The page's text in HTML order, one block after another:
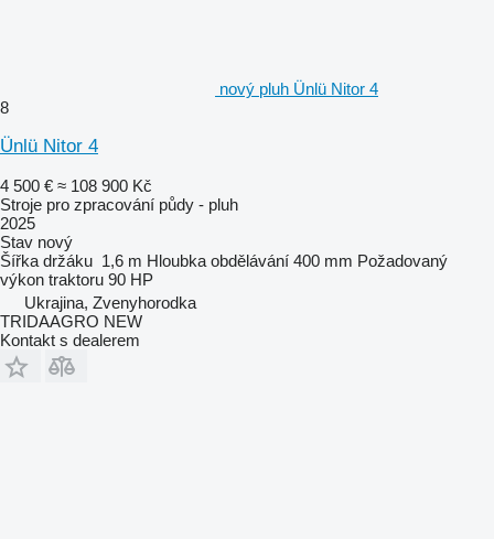
nový pluh Ünlü Nitor 4
8
Ünlü Nitor 4
4 500 € ≈ 108 900 Kč
Stroje pro zpracování půdy - pluh
2025
Stav nový
Šířka držáku 1,6 m Hloubka obdělávání 400 mm Požadovaný
výkon traktoru 90 HP
Ukrajina, Zvenyhorodka
TRIDAAGRO NEW
Kontakt s dealerem